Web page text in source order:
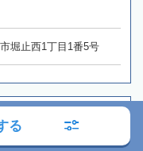
堀止西1丁目1番5号
る